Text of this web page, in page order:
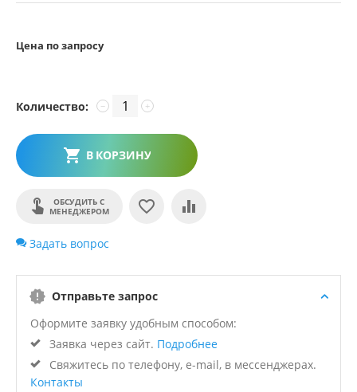
Цена по запросу
Количество: +
−
В КОРЗИНУ
ОБСУДИТЬ С
МЕНЕДЖЕРОМ
Задать вопрос
Отправьте запрос
Оформите заявку удобным способом:
Заявка через сайт. Подробнее
Свяжитесь по телефону, e-mail, в мессенджерах.
Контакты